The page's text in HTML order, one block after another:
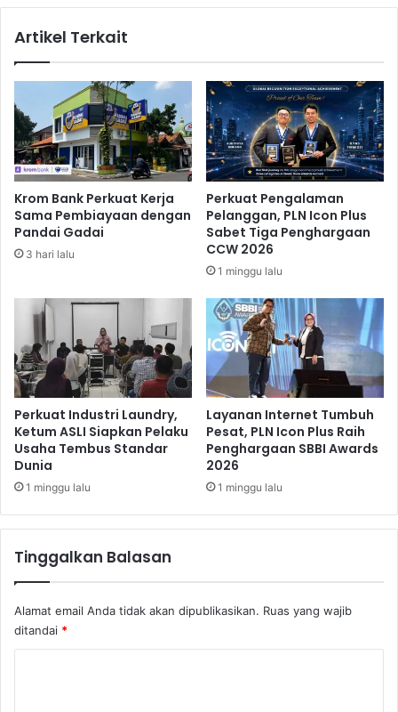
k
a
r
i
w
i
s
a
t
a
e
u
a
l
i
t
a
s
d
e
e
l
a
r
V
a
k
s
n
R
b
e
r
a
t
i
s
d
i
J
a
r
n
B
a
Artikel Terkait
Krom Bank Perkuat Kerja
Sama Pembiayaan dengan
Pandai Gadai
3 hari lalu
Perkuat Pengalaman
Pelanggan, PLN Icon Plus
Sabet Tiga Penghargaan
CCW 2026
1 minggu lalu
Perkuat Industri Laundry,
Ketum ASLI Siapkan Pelaku
Usaha Tembus Standar
Dunia
1 minggu lalu
Layanan Internet Tumbuh
Pesat, PLN Icon Plus Raih
Penghargaan SBBI Awards
2026
1 minggu lalu
Tinggalkan Balasan
Alamat email Anda tidak akan dipublikasikan. Ruas yang wajib
ditandai *